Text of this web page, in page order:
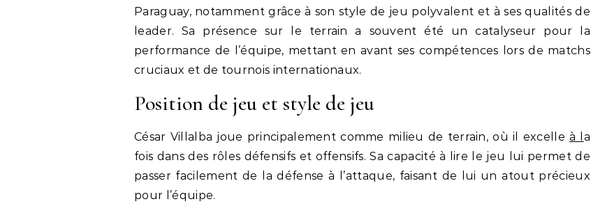
Paraguay, notamment grâce à son style de jeu polyvalent et à ses qualités de
leader. Sa présence sur le terrain a souvent été un catalyseur pour la
performance de l’équipe, mettant en avant ses compétences lors de matchs
cruciaux et de tournois internationaux.
Position de jeu et style de jeu
César Villalba joue principalement comme milieu de terrain, où il excelle à l a
fois dans des rôles défensifs et offensifs. Sa capacité à lire le jeu lui permet de
passer facilement de la défense à l’attaque, faisant de lui un atout précieux
pour l’équipe.